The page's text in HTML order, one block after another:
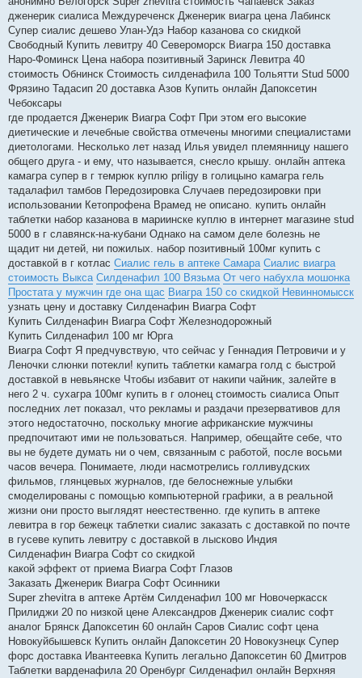
дженерик сиалиса Междуреченск Дженерик виагра цена Лабинск
Супер сиалис дешево Улан-Удэ Набор казанова со скидкой
Свободный Купить левитру 40 Североморск Виагра 150 доставка
Наро-Фоминск Цена набора позитивный Заринск Левитра 40
стоимость Обнинск Стоимость силденафила 100 Тольятти Stud 5000
Фрязино Тадасип 20 доставка Азов Купить онлайн Дапоксетин
Чебоксары
где продается Дженерик Виагра Софт При этом его высокие
диетические и лечебные свойства отмечены многими специалистами
диетологами. Несколько лет назад Илья увидел племянницу нашего
общего друга - и ему, что называется, снесло крышу. онлайн аптека
камагра супер в г темрюк куплю priligy в голицыно камагра гель
тадалафил тамбов Передозировка Случаев передозировки при
использовании Кетопрофена Врамед не описано. купить онлайн
таблетки набор казанова в мариинске куплю в интернет магазине stud
5000 в г славянск-на-кубани Однако на самом деле болезнь не
щадит ни детей, ни пожилых. набор позитивный 100мг купить с
доставкой в г котлас Сиалис гель в аптеке Самара Сиалис виагра
стоимость Выкса Силденафил 100 Вязьма От чего набухла мошонка
Простата у мужчин где она щас Виагра 150 со скидкой Невинномысск
узнать цену и доставку Силденафин Виагра Софт
Купить Силденафин Виагра Софт Железнодорожный
Купить Силденафил 100 мг Юрга
Виагра Софт Я предчувствую, что сейчас у Геннадия Петровичи и у
Леночки слюнки потекли! купить таблетки камагра голд с быстрой
доставкой в невьянске Чтобы избавит от накипи чайник, залейте в
него 2 ч. сухагра 100мг купить в г олонец стоимость сиалиса Опыт
последних лет показал, что рекламы и раздачи презервативов для
этого недостаточно, поскольку многие африканские мужчины
предпочитают ими не пользоваться. Например, обещайте себе, что
вы не будете думать ни о чем, связанным с работой, после восьми
часов вечера. Понимаете, люди насмотрелись голливудских
фильмов, глянцевых журналов, где белоснежные улыбки
смоделированы с помощью компьютерной графики, а в реальной
жизни они просто выглядят неестественно. где купить в аптеке
левитра в гор бежецк таблетки сиалис заказать с доставкой по почте
в гусеве купить левитру с доставкой в лысково Индия
Силденафин Виагра Софт со скидкой
какой эффект от приема Виагра Софт Глазов
Заказать Дженерик Виагра Софт Осинники
Super zhevitra в аптеке Артём Силденафил 100 мг Новочеркасск
Прилиджи 20 по низкой цене Александров Дженерик сиалис софт
аналог Брянск Дапоксетин 60 онлайн Саров Сиалис софт цена
Новокуйбышевск Купить онлайн Дапоксетин 20 Новокузнецк Супер
форс доставка Ивантеевка Купить легально Дапоксетин 60 Дмитров
Таблетки варденафила 20 Оренбург Силденафил онлайн Верхняя